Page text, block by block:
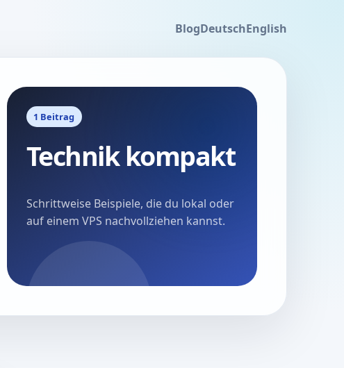
BlogDeutschEnglish
1 Beitrag
Technik kompakt
Schrittweise Beispiele, die du lokal oder
auf einem VPS nachvollziehen kannst.